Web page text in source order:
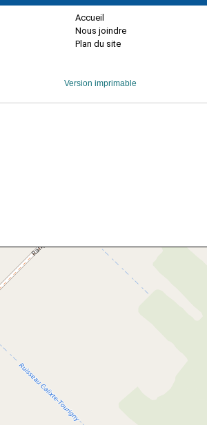
Accueil
Nous joindre
Plan du site
Version imprimable